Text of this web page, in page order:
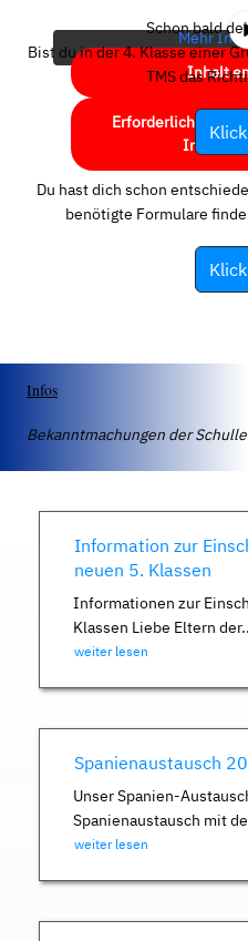
Mehr
Inhalt
Erforderlichen
Inhalte
Schon bald
Bist du in der 4. Klasse einer
TMS das
Du hast dich schon
benötigte Formulare
Infos
Bekanntmachungen der
Information zur
neuen 5. Klassen
Informationen zur
Klassen Liebe Eltern
weiter lesen
Spanienaustausch
Unser Spanien-
Spanienaustausch mit
weiter lesen